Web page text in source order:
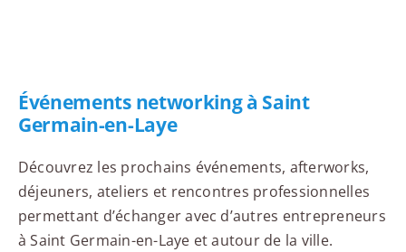
Événements networking à Saint
Germain-en-Laye
Découvrez les prochains événements, afterworks,
déjeuners, ateliers et rencontres professionnelles
permettant d’échanger avec d’autres entrepreneurs
à Saint Germain-en-Laye et autour de la ville.